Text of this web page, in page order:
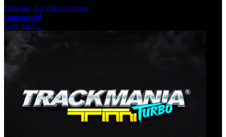
Noticias ¡Escribe el primer
comentario!
Leer más ...